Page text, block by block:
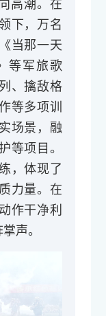
高潮。在
下，万名
当那一天
等军旅歌
、擒敌格
等多项训
场景，融
等项目。
，体现了
力量。在
作干净利
声。